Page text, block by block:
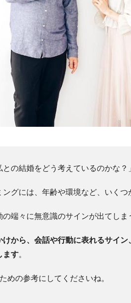
の結婚をどう考えているのかな？
グには、年齢や環境など、いくつ
端々に無意識のサインが出てしま
から、会話や行動に表れるサイ
ます。
めの参考にしてくださいね。